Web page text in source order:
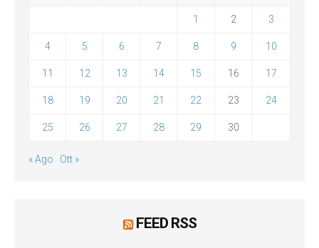
1 2 3
4 5 6 7 8 9 10
11 12 13 14 15 16 17
18 19 20 21 22 23 24
25 26 27 28 29 30
« Ago Ott »
FEED RSS